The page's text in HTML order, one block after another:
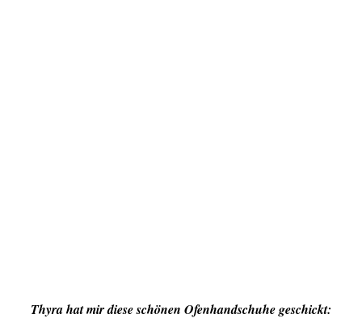
Thyra hat mir diese schönen Ofenhandschuhe geschickt: